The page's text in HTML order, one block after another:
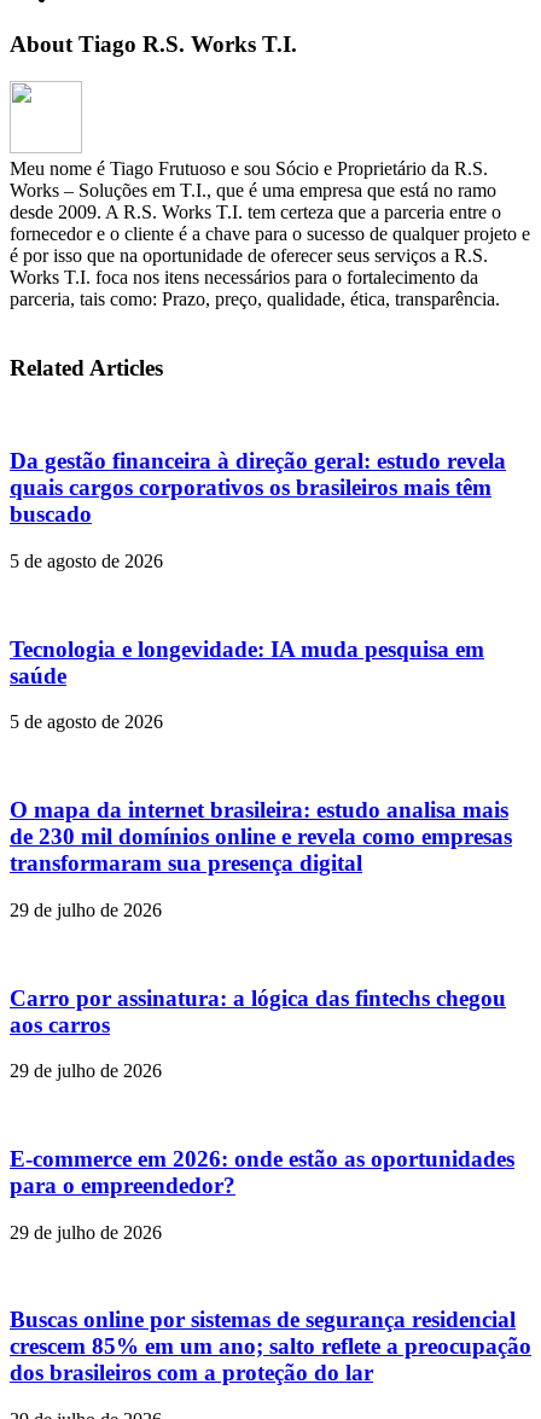
About Tiago R.S. Works T.I.
Meu nome é Tiago Frutuoso e sou Sócio e Proprietário da R.S.
Works – Soluções em T.I., que é uma empresa que está no ramo
desde 2009. A R.S. Works T.I. tem certeza que a parceria entre o
fornecedor e o cliente é a chave para o sucesso de qualquer projeto e
é por isso que na oportunidade de oferecer seus serviços a R.S.
Works T.I. foca nos itens necessários para o fortalecimento da
parceria, tais como: Prazo, preço, qualidade, ética, transparência.
Related Articles
Da gestão financeira à direção geral: estudo revela
quais cargos corporativos os brasileiros mais têm
buscado
5 de agosto de 2026
Tecnologia e longevidade: IA muda pesquisa em
saúde
5 de agosto de 2026
O mapa da internet brasileira: estudo analisa mais
de 230 mil domínios online e revela como empresas
transformaram sua presença digital
29 de julho de 2026
Carro por assinatura: a lógica das fintechs chegou
aos carros
29 de julho de 2026
E-commerce em 2026: onde estão as oportunidades
para o empreendedor?
29 de julho de 2026
Buscas online por sistemas de segurança residencial
crescem 85% em um ano; salto reflete a preocupação
dos brasileiros com a proteção do lar